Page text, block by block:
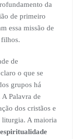
da
de primeiro
essa missão de
filhos.
de
o que se
grupos há
Palavra de
dos cristãos e
liturgia. A maioria
espiritualidade